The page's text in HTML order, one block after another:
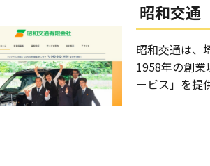
昭和交通
昭和交通は、
1958年の創
ービス」を提